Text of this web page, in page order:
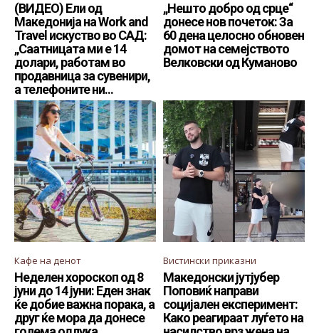
(ВИДЕО) Eли од
Македонија на Work and
Travel искуство во САД:
„Саатницата ми е 14
долари, работам во
продавница за сувенири,
а телефоните ни...
„Нешто добро од срце“
донесе нов почеток: За
60 дена целосно обновен
домот на семејството
Велковски од Куманово
Кафе на денот
Неделен хороскоп од 8
јуни до 14 јуни: Еден знак
ќе добие важна порака, а
друг ќе мора да донесе
Вистински приказни
Македонски јутјубер
Поповиќ направи
социјален експеримент:
Како реагираат луѓето на